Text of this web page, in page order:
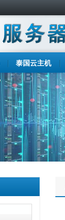
泰国云主机